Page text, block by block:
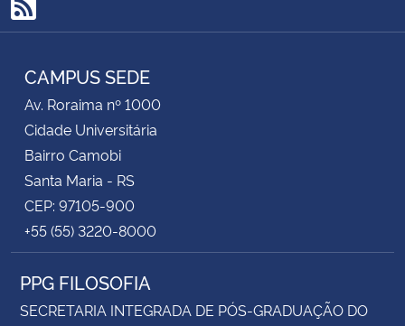
RSS
CAMPUS SEDE
Av. Roraima nº 1000
Cidade Universitária
Bairro Camobi
Santa Maria - RS
CEP: 97105-900
+55 (55) 3220-8000
PPG FILOSOFIA
SECRETARIA INTEGRADA DE PÓS-GRADUAÇÃO DO